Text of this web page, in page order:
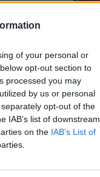
of your personal or
opt-out section to
processed you may
by us or personal
opt-out of the
IAB’s list of downstream
on the IAB’s List of